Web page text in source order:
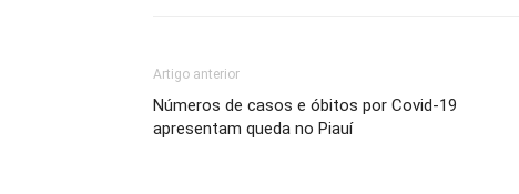
Artigo anterior
Números de casos e óbitos por Covid-19
apresentam queda no Piauí